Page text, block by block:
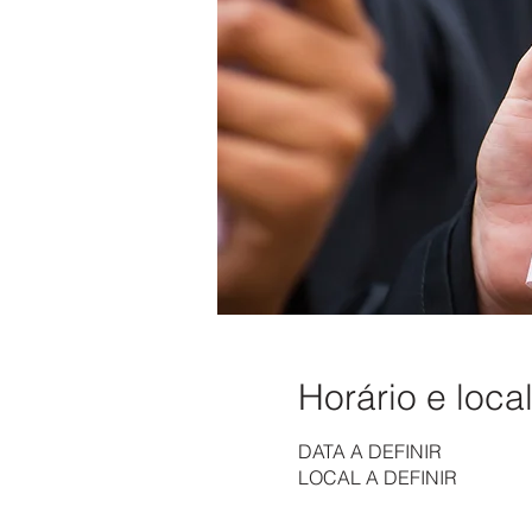
Horário e local
DATA A DEFINIR
LOCAL A DEFINIR